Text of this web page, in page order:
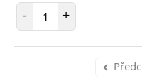
- Počet položek
+